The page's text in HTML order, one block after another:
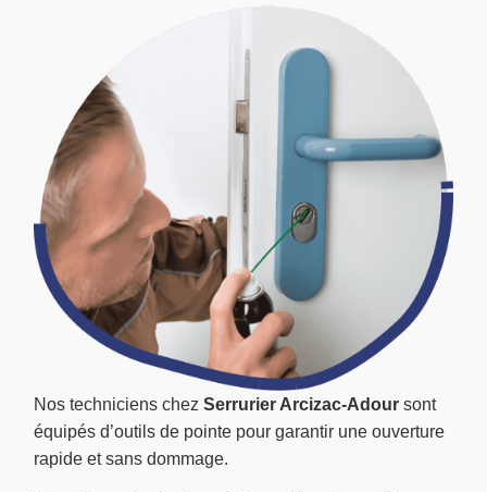
Nos techniciens chez Serrurier Arcizac-Adour sont
équipés d’outils de pointe pour garantir une ouverture
rapide et sans dommage.